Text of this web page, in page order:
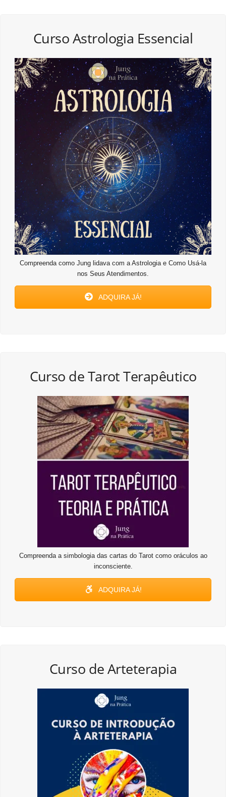
Curso Astrologia Essencial
Compreenda como Jung lidava com a Astrologia e Como Usá-la
nos Seus Atendimentos.
ADQUIRA JÁ!
Curso de Tarot Terapêutico
Compreenda a simbologia das cartas do Tarot como oráculos ao
inconsciente.
ADQUIRA JÁ!
Curso de Arteterapia